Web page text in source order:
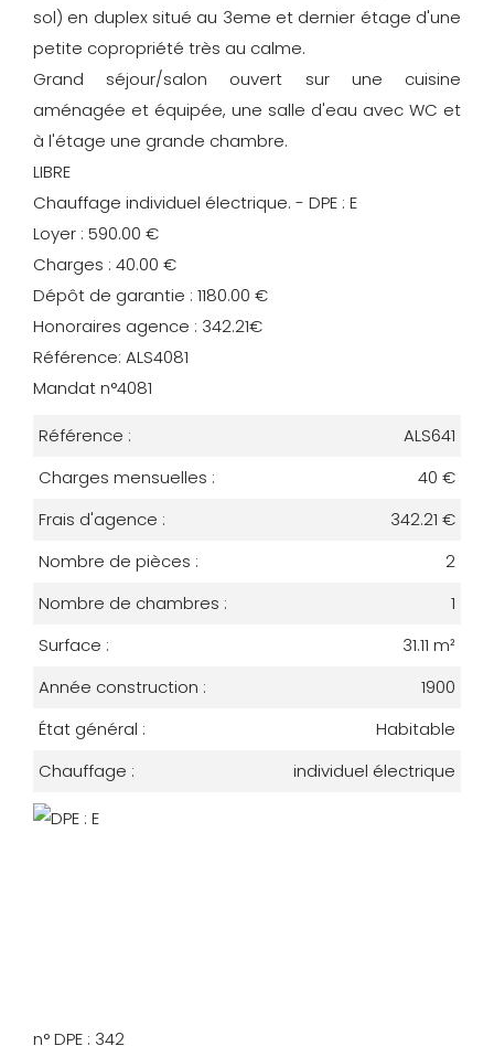
sol) en duplex situé au 3eme et dernier étage d'une
petite copropriété très au calme.
Grand séjour/salon ouvert sur une cuisine
aménagée et équipée, une salle d'eau avec WC et
à l'étage une grande chambre.
LIBRE
Chauffage individuel électrique. - DPE : E
Loyer : 590.00 €
Charges : 40.00 €
Dépôt de garantie : 1180.00 €
Honoraires agence : 342.21€
Référence: ALS4081
Mandat n°4081
Référence :
ALS641
Charges mensuelles :
40 €
Frais d'agence :
342.21 €
Nombre de pièces :
2
Nombre de chambres :
1
Surface :
31.11 m²
Année construction :
1900
État général :
Habitable
Chauffage :
individuel électrique
n° DPE : 342